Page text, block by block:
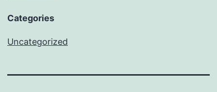
Categories
Uncategorized